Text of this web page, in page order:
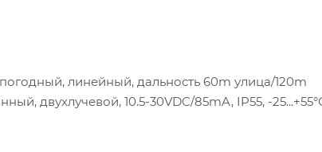
линейный, дальность 60m улица/120m
двухлучевой, 10.5-30VDC/85mA, IP55, -